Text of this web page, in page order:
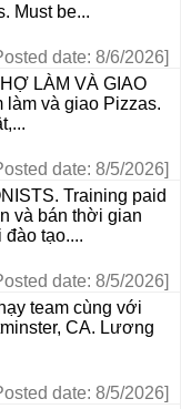
Must be...
date: 8/6/2026]
LÀM VÀ GIAO
làm và giao Pizzas.
date: 8/5/2026]
Training paid
và bán thời gian
tạo....
date: 8/5/2026]
team cùng với
CA. Lương
date: 8/5/2026]